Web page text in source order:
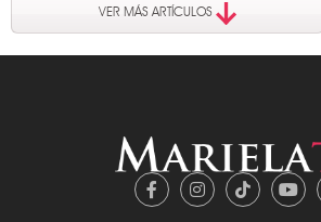
VER MÁS ARTÍCULOS